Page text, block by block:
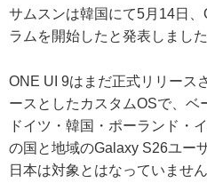
サムスンは韓国にて5月14日
ラムを開始したと発表しました
ONE UI 9はまだ正式リリース
ースとしたカスタムOSで、ベ
ドイツ・韓国・ポーランド・
の国と地域のGalaxy S26ユー
日本は対象とはなっていません